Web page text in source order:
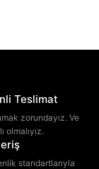
Teslimat
zorundayız. Ve
olmalıyız.
standartlarıyla